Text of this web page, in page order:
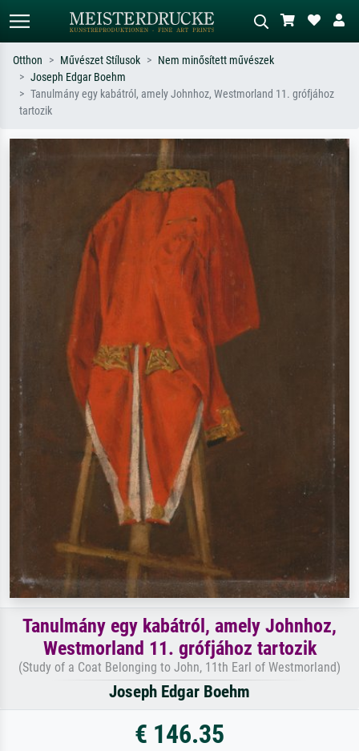
Alap keresés MI-képkereső
Keressen művész, műcím vagy stílus
impresszionizmus, Hokusai-hullám,
Otthon Művészet Stílusok
Nem minősített művészek
Joseph Edgar Boehm
Tanulmány egy kabátról, amely Johnhoz, Westmorland 11. grófjához
tartozik
Tanulmány egy kabátról, amely Johnhoz,
Westmorland 11. grófjához tartozik
(Study of a Coat Belonging to John, 11th Earl of Westmorland)
Joseph Edgar Boehm
€ 146.35